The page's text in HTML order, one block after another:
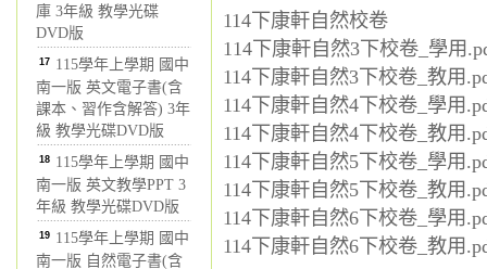
庫 3年級 教學光碟
DVD版
17 115學年上學期 國中
南一版 英文電子書(含
課本、習作含解答) 3年
級 教學光碟DVD版
18 115學年上學期 國中
南一版 英文教學PPT 3
年級 教學光碟DVD版
19 115學年上學期 國中
南一版 自然電子書(含
114下康軒自然校卷
114下康軒自然3下校卷_學用
114下康軒自然3下校卷_教用
114下康軒自然4下校卷_學用
114下康軒自然4下校卷_教用
114下康軒自然5下校卷_學用
114下康軒自然5下校卷_教用
114下康軒自然6下校卷_學用
114下康軒自然6下校卷_教用